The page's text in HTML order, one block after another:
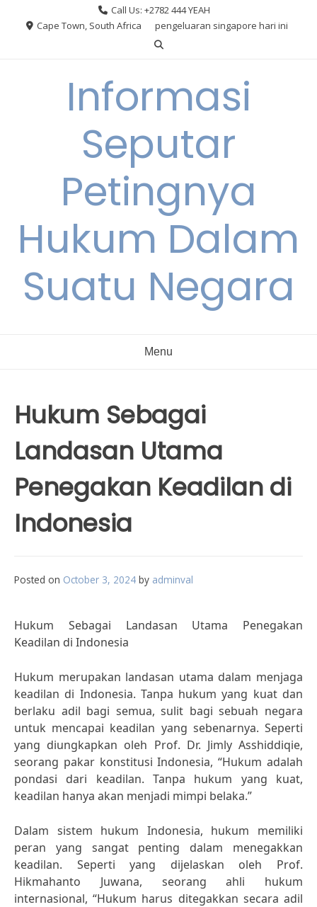
Call Us: +2782 444 YEAH
Cape Town, South Africa
pengeluaran singapore hari ini
Informasi
Seputar
Petingnya
Hukum Dalam
Suatu Negara
Menu
Hukum Sebagai
Landasan Utama
Penegakan Keadilan di
Indonesia
Posted on October 3, 2024 by adminval
Hukum Sebagai Landasan Utama Penegakan
Keadilan di Indonesia
Hukum merupakan landasan utama dalam menjaga
keadilan di Indonesia. Tanpa hukum yang kuat dan
berlaku adil bagi semua, sulit bagi sebuah negara
untuk mencapai keadilan yang sebenarnya. Seperti
yang diungkapkan oleh Prof. Dr. Jimly Asshiddiqie,
seorang pakar konstitusi Indonesia, “Hukum adalah
pondasi dari keadilan. Tanpa hukum yang kuat,
keadilan hanya akan menjadi mimpi belaka.”
Dalam sistem hukum Indonesia, hukum memiliki
peran yang sangat penting dalam menegakkan
keadilan. Seperti yang dijelaskan oleh Prof.
Hikmahanto Juwana, seorang ahli hukum
internasional, “Hukum harus ditegakkan secara adil